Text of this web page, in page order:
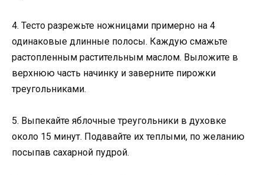
4. Тесто разрежьте ножницами примерно на 4
одинаковые длинные полосы. Каждую смажьте
растопленным растительным маслом. Выложите в
верхнюю часть начинку и заверните пирожки
треугольниками.
5. Выпекайте яблочные треугольники в духовке
около 15 минут. Подавайте их теплыми, по желанию
посыпав сахарной пудрой.